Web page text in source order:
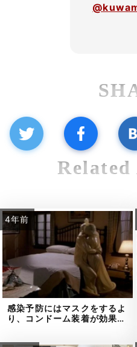
4年前
感染予防にはマスクをするよ
り、コンドーム装着が効果…